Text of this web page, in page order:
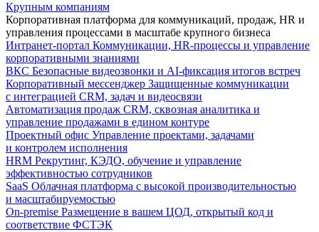
Крупным компаниям
Корпоративная платформа для коммуникаций, продаж, HR и
управления процессами в масштабе крупного бизнеса
Интранет-портал Коммуникации, HR-процессы и управление
корпоративными знаниями
ВКС Безопасные видеозвонки и AI-фиксация итогов встреч
Корпоративный мессенджер Защищенные коммуникации
с интеграцией CRM, задач и видеосвязи
Автоматизация продаж CRM, сквозная аналитика и
управление продажами в едином контуре
Проектный офис Управление проектами, задачами
и контролем исполнения
HRM Рекрутинг, КЭДО, обучение и управление
эффективностью сотрудников
SaaS Облачная платформа с высокой производительностью
и масштабируемостью
On-premise Размещение в вашем ЦОД, открытый код и
соответствие ФСТЭК